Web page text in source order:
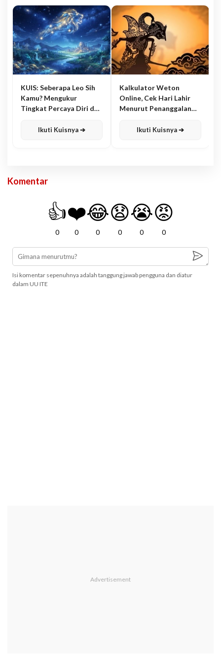
KUIS: Seberapa Leo Sih
Kamu? Mengukur
Tingkat Percaya Diri dan
Ikuti Kuisnya ➔
Kalkulator Weton
Online, Cek Hari Lahir
Menurut Penanggalan
Ikuti Kuisnya ➔
Komentar
👍
0
❤️
0
😂
0
😧
0
😭
0
😡
0
Isi komentar sepenuhnya adalah tanggung jawab pengguna dan diatur
dalam UU ITE